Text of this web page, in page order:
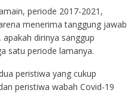
periode 2017-2021,
menerima tanggung jawab
dirinya sanggup
satu periode lamanya.
peristiwa yang cukup
peristiwa wabah Covid-19